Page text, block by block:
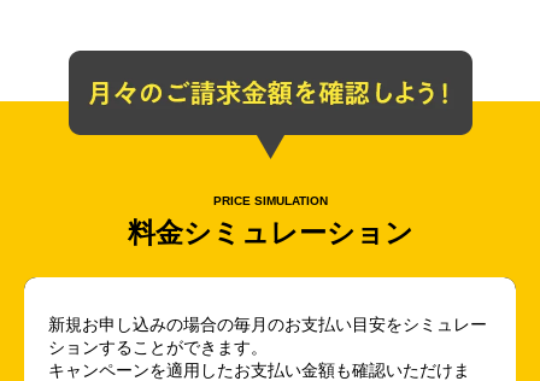
PRICE SIMULATION
料金シミュレーション
新規お申し込みの場合の毎月のお支払い目安をシミュレー
ションすることができます。
キャンペーンを適用したお支払い金額も確認いただけま